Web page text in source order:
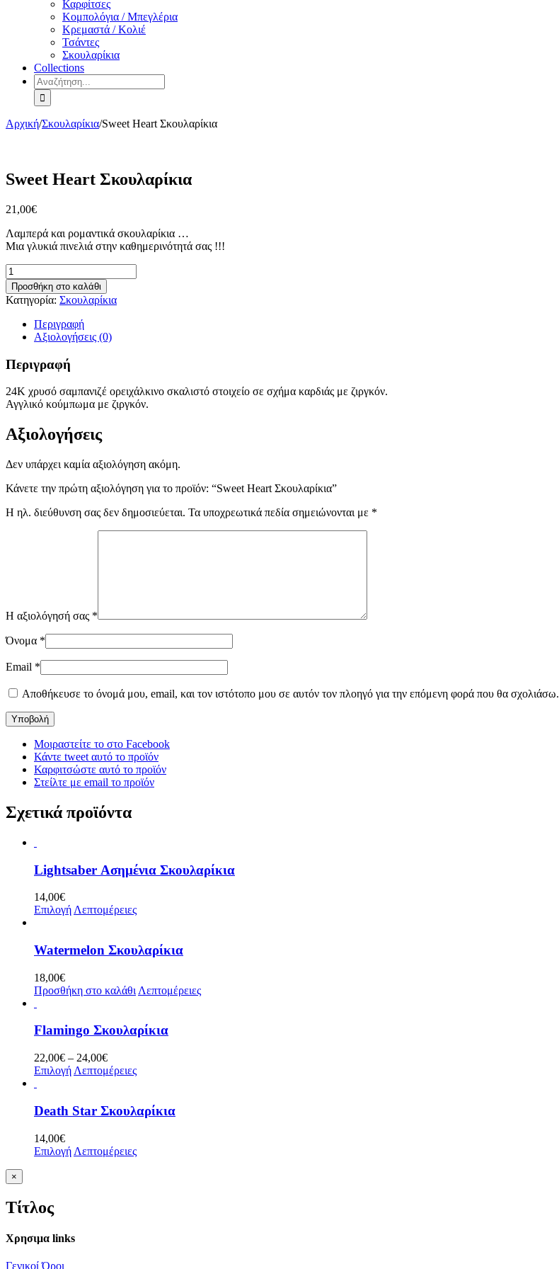
Καρφίτσες
Κομπολόγια / Μπεγλέρια
Κρεμαστά / Κολιέ
Τσάντες
Σκουλαρίκια
Collections
Αναζήτηση
για:
Αρχική/Σκουλαρίκια/Sweet Heart Σκουλαρίκια
Sweet Heart Σκουλαρίκια
21,00€
Λαμπερά και ρομαντικά σκουλαρίκια …
Μια γλυκιά πινελιά στην καθημερινότητά σας !!!
Sweet
Heart
Σκουλαρίκια
ποσότητα
Προσθήκη στο καλάθι
Κατηγορία: Σκουλαρίκια
Περιγραφή
Αξιολογήσεις (0)
Περιγραφή
24Κ χρυσό σαμπανιζέ ορειχάλκινο σκαλιστό στοιχείο σε σχήμα καρδιάς με ζιργκόν.
Αγγλικό κούμπωμα με ζιργκόν.
Αξιολογήσεις
Δεν υπάρχει καμία αξιολόγηση ακόμη.
Κάνετε την πρώτη αξιολόγηση για το προϊόν: “Sweet Heart Σκουλαρίκια”
Η ηλ. διεύθυνση σας δεν δημοσιεύεται. Τα υποχρεωτικά πεδία σημειώνονται με *
Η αξιολόγησή σας *
Όνομα *
Email *
Αποθήκευσε το όνομά μου, email, και τον ιστότοπο μου σε αυτόν τον πλοηγό για την επόμενη φορά που θα σχολιάσω.
Μοιραστείτε το στο Facebook
Κάντε tweet αυτό το προϊόν
Καρφιτσώστε αυτό το προϊόν
Στείλτε με email το προϊόν
Σχετικά προϊόντα
Lightsaber Ασημένια Σκουλαρίκια
14,00€
Επιλογή Λεπτομέρειες
Watermelon Σκουλαρίκια
18,00€
Προσθήκη στο καλάθι Λεπτομέρειες
Flamingo Σκουλαρίκια
22,00€ – 24,00€Price
range:
24,00€
Επιλογή Λεπτομέρειες
Death Star Σκουλαρίκια
14,00€
Επιλογή Λεπτομέρειες
Κλείσιμο
γρήγορης
προϊόντος
×
Τίτλος
Χρησιμα links
Γενικοί Όροι